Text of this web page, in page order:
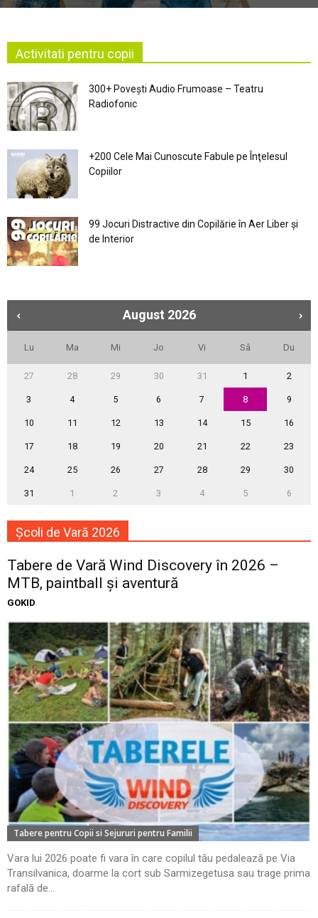
Activitati pentru copii
300+ Povești Audio Frumoase – Teatru
Radiofonic
+200 Cele Mai Cunoscute Fabule pe Înţelesul
Copiilor
99 Jocuri Distractive din Copilărie în Aer Liber şi
de Interior
August 2026
Lu Ma Mi Jo Vi Sâ Du
27 28 29 30 31 1 2
3 4 5 6 7 8 9
10 11 12 13 14 15 16
17 18 19 20 21 22 23
24 25 26 27 28 29 30
31 1 2 3 4 5 6
Școli de Vară 2026
Tabere de Vară Wind Discovery în 2026 –
MTB, paintball și aventură
GOKID
Tabere pentru Copii si Sejururi pentru Familii
Vara lui 2026 poate fi vara în care copilul tău pedalează pe Via
Transilvanica, doarme la cort sub Sarmizegetusa sau trage prima
rafală de...